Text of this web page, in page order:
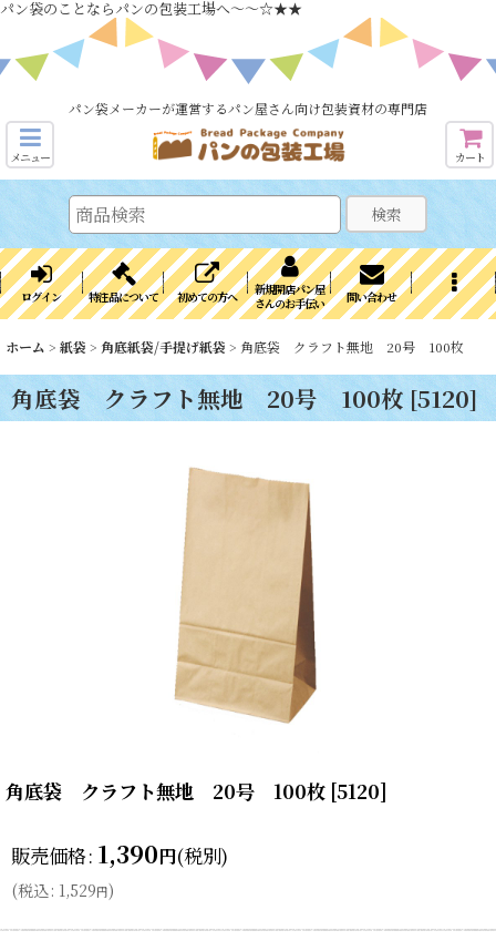
パン袋のことならパンの包装工場へ～～☆★★
パン袋メーカーが運営するパン屋さん向け包装資材の専門店
メニュー カート
検索
ログイン 特注品について 初めての方へ
新規開店パン屋
さんのお手伝い
問い合わせ
ホーム > 紙袋 > 角底紙袋/手提げ紙袋 > 角底袋 クラフト無地 20号 100枚
角底袋 クラフト無地 20号 100枚[5120]
角底袋 クラフト無地 20号 100枚 [5120]
販売価格: 1,390円(税別)
(税込: 1,529円)